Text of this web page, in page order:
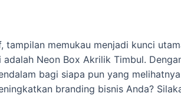
memukau menjadi kunci
Neon Box Akrilik Timbul.
bagi siapa pun yang
branding bisnis Anda?